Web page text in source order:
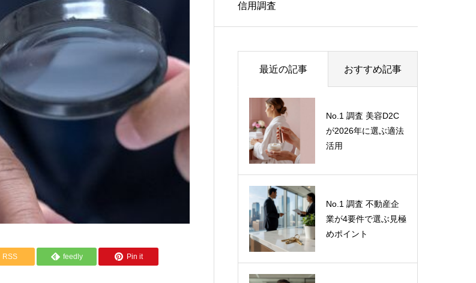
消費者庁ガイドラインに適応した日
本初調査
消費者庁ガイドラインに適応した世
RSS feedly Pin it
信用調査
最近の記事 おすすめ記事
No.1 調査 美容D2C
が2026年に選ぶ適法
活用
No.1 調査 不動産企
業が4要件で選ぶ見極
めポイント
なぜ、あなたの会社
のCX（顧客体験）は
改善しないのか？
イブリッド調査が解
妙な感情
ステマ規制（2023年
10月施行）で「自社
調べ」は通用しな
勝ち取る「客観性・